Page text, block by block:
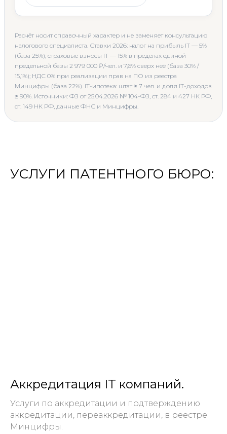
Расчёт носит справочный характер и не заменяет консультацию
налогового специалиста. Ставки 2026: налог на прибыль IT — 5%
(база 25%); страховые взносы IT — 15% в пределах единой
предельной базы 2 979 000 ₽/чел. и 7,6% сверх неё (база 30% /
15,1%); НДС 0% при реализации прав на ПО из реестра
Минцифры (база 22%). IT-ипотека: штат ≥ 7 чел. и доля IT-доходов
≥ 90%. Источники: ФЗ от 25.04.2026 № 104-ФЗ, ст. 284 и 427 НК РФ,
ст. 149 НК РФ, данные ФНС и Минцифры.
УСЛУГИ ПАТЕНТНОГО БЮРО:
Аккредитация IT компаний.
Услуги по аккредитации и подтверждению
аккредитации, переаккредитации, в реестре
Минцифры.